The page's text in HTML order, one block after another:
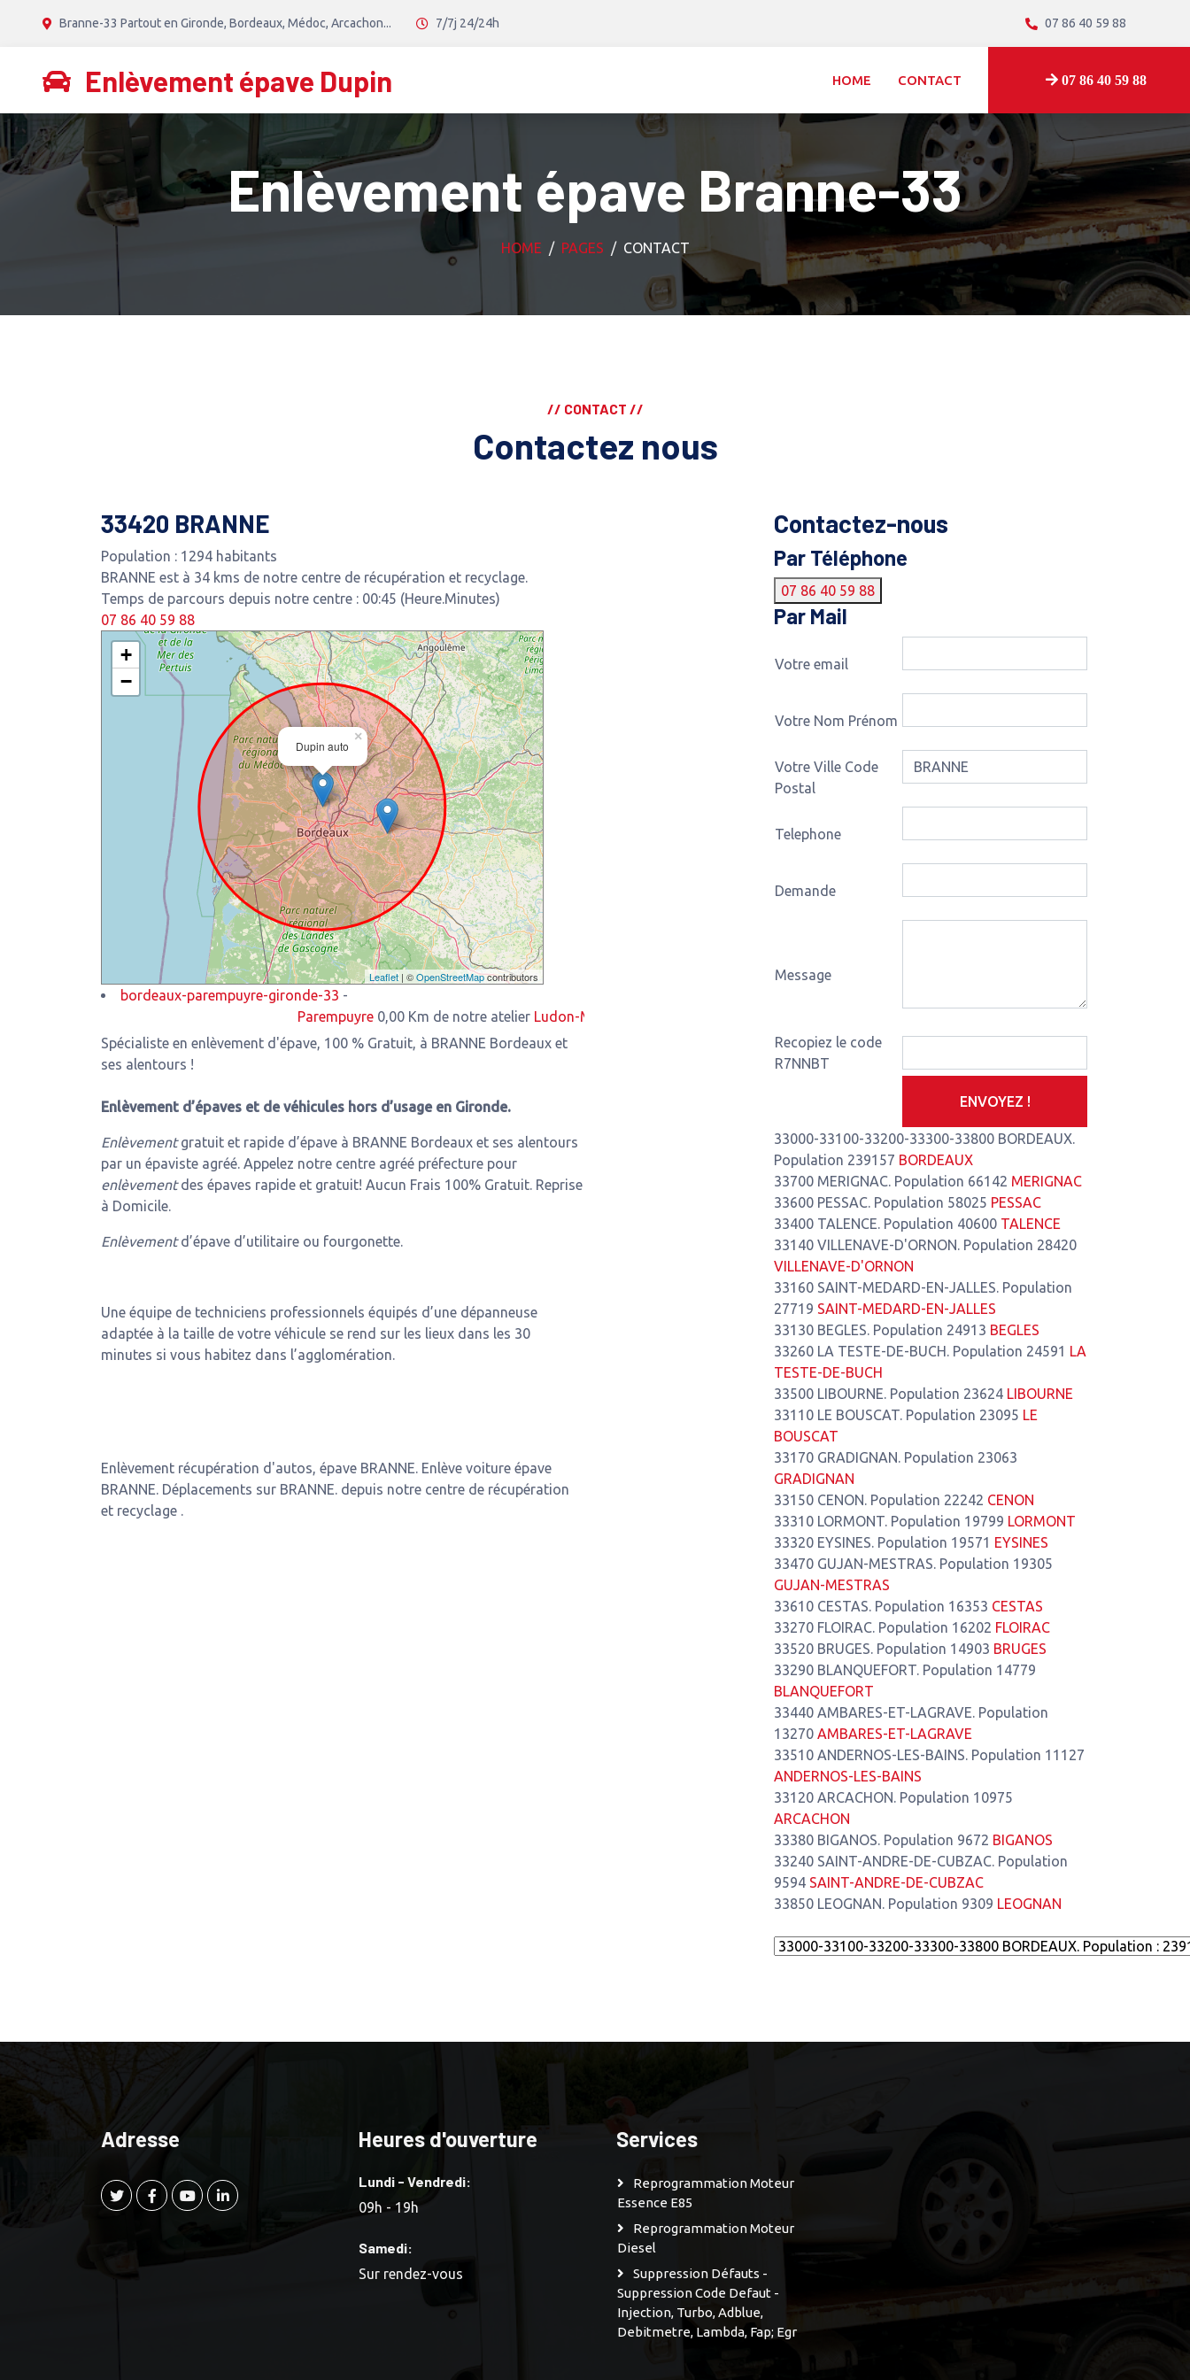
Branne-33 Partout en Gironde, Bordeaux, Médoc, Arcachon... 7/7j 24/24h 07 86 40 59 88
Enlèvement épave Dupin HOME CONTACT 07 86 40 59 88
Enlèvement épave Branne-33
HOME PAGES CONTACT
// CONTACT //
Contactez nous
33420 BRANNE
Population : 1294 habitants
BRANNE est à 34 kms de notre centre de récupération et recyclage.
Temps de parcours depuis notre centre : 00:45 (Heure.Minutes)
07 86 40 59 88
Dupin auto
×
+
−
Leaflet | ©OpenStreetMapcontributors
bordeaux-parempuyre-gironde-33 -
Parempuyre0,00 Km de notre atelierLudon-Médoc3,93 Km de notre atelier
Spécialiste en enlèvement d'épave, 100 % Gratuit, à BRANNE Bordeaux et
ses alentours !
Enlèvement d’épaves et de véhicules hors d’usage en Gironde.
Enlèvementgratuit et rapide d’épave à BRANNE Bordeaux et ses alentours
par un épaviste agréé. Appelez notre centre agréé préfecture pour
enlèvementdes épaves rapide et gratuit! Aucun Frais 100% Gratuit. Reprise
à Domicile.
Enlèvementd’épave d’utilitaire ou fourgonette.
Une équipe de techniciens professionnels équipés d’une dépanneuse
adaptée à la taille de votre véhicule se rend sur les lieux dans les 30
minutes si vous habitez dans l’agglomération.
Enlèvement récupération d'autos, épave BRANNE. Enlève voiture épave
BRANNE. Déplacements sur BRANNE. depuis notre centre de récupération
et recyclage .
Contactez-nous
Par Téléphone
07 86 40 59 88
Par Mail
Votre email
Votre Nom Prénom
Votre Ville Code
Postal
Telephone
Demande
Message
Recopiez le code
R7NNBT
ENVOYEZ !
33000-33100-33200-33300-33800 BORDEAUX.
Population 239157 BORDEAUX
33700 MERIGNAC. Population 66142 MERIGNAC
33600 PESSAC. Population 58025 PESSAC
33400 TALENCE. Population 40600 TALENCE
33140 VILLENAVE-D'ORNON. Population 28420
VILLENAVE-D'ORNON
33160 SAINT-MEDARD-EN-JALLES. Population
27719 SAINT-MEDARD-EN-JALLES
33130 BEGLES. Population 24913 BEGLES
33260 LA TESTE-DE-BUCH. Population 24591 LA
TESTE-DE-BUCH
33500 LIBOURNE. Population 23624 LIBOURNE
33110 LE BOUSCAT. Population 23095 LE
BOUSCAT
33170 GRADIGNAN. Population 23063
GRADIGNAN
33150 CENON. Population 22242 CENON
33310 LORMONT. Population 19799 LORMONT
33320 EYSINES. Population 19571 EYSINES
33470 GUJAN-MESTRAS. Population 19305
GUJAN-MESTRAS
33610 CESTAS. Population 16353 CESTAS
33270 FLOIRAC. Population 16202 FLOIRAC
33520 BRUGES. Population 14903 BRUGES
33290 BLANQUEFORT. Population 14779
BLANQUEFORT
33440 AMBARES-ET-LAGRAVE. Population
13270 AMBARES-ET-LAGRAVE
33510 ANDERNOS-LES-BAINS. Population 11127
ANDERNOS-LES-BAINS
33120 ARCACHON. Population 10975
ARCACHON
33380 BIGANOS. Population 9672 BIGANOS
33240 SAINT-ANDRE-DE-CUBZAC. Population
9594 SAINT-ANDRE-DE-CUBZAC
33850 LEOGNAN. Population 9309 LEOGNAN
Adresse Heures d'ouverture
Lundi - Vendredi:
09h - 19h
Samedi:
Sur rendez-vous
Services
Reprogrammation Moteur
Essence E85
Reprogrammation Moteur
Diesel
Suppression Défauts -
Suppression Code Defaut -
Injection, Turbo, Adblue,
Debitmetre, Lambda, Fap; Egr